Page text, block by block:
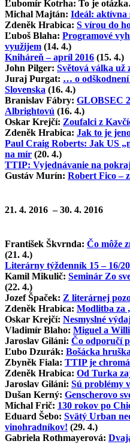
Ľubomír Kotrha: To je
Michal Majtán: Ideál: aktívna
Zdeněk Hrabica: S vírou do
Ľuboš Blaha: Programové
využijem (14. 4.)
Kniháreň – apríl 2016 (15. 4.)
John Pilger: Světová válka už
Juraj Purgat: … o
Slovenska (16. 4.)
Branislav Fábry: GLOBSEC
Albrightovú (16. 4.)
Oskar Krejčí: Zoufalci z
Zdeněk Hrabica: Jak to je
Paul Craig Roberts: Jak US
na mír (20. 4.)
TTIP: Vyjednávanie na
Gustáv Murín: Robert Fico –
21. 4. 2016 – 30. 4. 2016
František Škvrnda: Čo môže
(21. 4.)
Literárny týždenník 15 – 16/
Kamil Mikulič: Seminár Zo
(22. 4.)
Jozef Špaček: Z literárnej
Zdeněk Hrabica: Modlitba za
Oskar Krejčí: Nesmyslné
Vladimír Blaho: Miguel a
Jaroslav Giláni: Čo odporučí
Ľubo Dzurák: Bošácka
Zbyněk Fiala: TTIP je
Zdeněk Hrabica: Od Turka
Jaroslav Giláni: Sú problémy
Dušan Kerný: Genscherovo
Michal Frič: 130 rokov po
Eduard Šebo: Svätý Urban
vinohradníkov! (29. 4.)
Gabriela Rothmayerová: